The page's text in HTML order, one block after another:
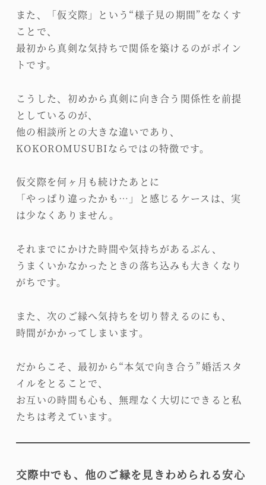
また、「仮交際」という“様子見の期間”をなくす
ことで、
最初から真剣な気持ちで関係を築けるのがポイン
トです。
こうした、初めから真剣に向き合う関係性を前提
としているのが、
他の相談所との大きな違いであり、
KOKOROMUSUBIならではの特徴です。
仮交際を何ヶ月も続けたあとに
「やっぱり違ったかも…」と感じるケースは、実
は少なくありません。
それまでにかけた時間や気持ちがあるぶん、
うまくいかなかったときの落ち込みも大きくなり
がちです。
また、次のご縁へ気持ちを切り替えるのにも、
時間がかかってしまいます。
だからこそ、最初から“本気で向き合う”婚活スタ
イルをとることで、
お互いの時間も心も、無理なく大切にできると私
たちは考えています。
交際中でも、他のご縁を見きわめられる安心